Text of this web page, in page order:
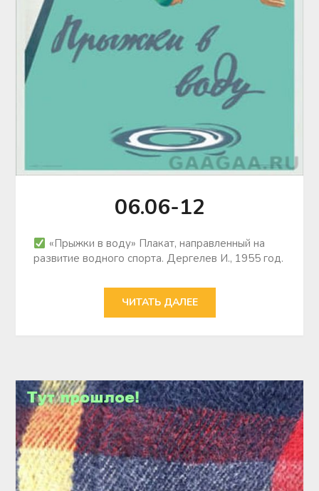
06.06-12
«Прыжки в воду» Плакат, направленный на
развитие водного спорта. Дергелев И., 1955 год.
ЧИТАТЬ ДАЛЕЕ